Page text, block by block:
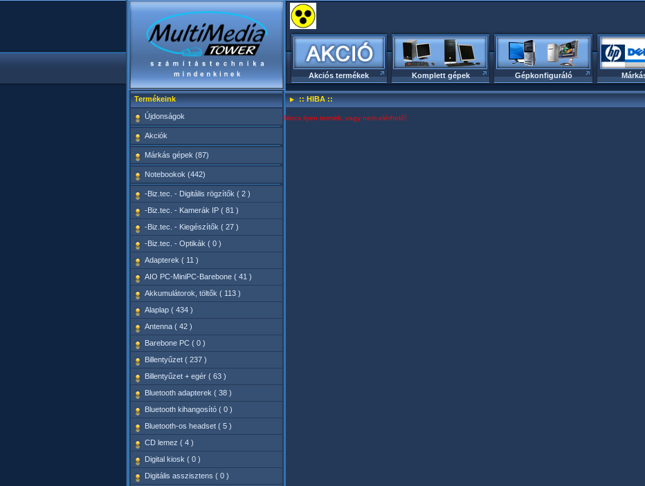
Akciós termékek Komplett gépek Gépkonfiguráló
Termékeink
Újdonságok
Akciók
Márkás gépek (87)
Notebookok (442)
-Biz.tec. - Digitális rögzítők ( 2 )
-Biz.tec. - Kamerák IP ( 81 )
-Biz.tec. - Kiegészítők ( 27 )
-Biz.tec. - Optikák ( 0 )
Adapterek ( 11 )
AIO PC-MiniPC-Barebone ( 41 )
Akkumulátorok, töltők ( 113 )
Alaplap ( 434 )
Antenna ( 42 )
Barebone PC ( 0 )
Billentyűzet ( 237 )
Billentyűzet + egér ( 63 )
Bluetooth adapterek ( 38 )
Bluetooth kihangosító ( 0 )
Bluetooth-os headset ( 5 )
CD lemez ( 4 )
Digital kiosk ( 0 )
Digitális asszisztens ( 0 )
:: HIBA ::
Nincs ilyen termék, vagy nem elérhető!